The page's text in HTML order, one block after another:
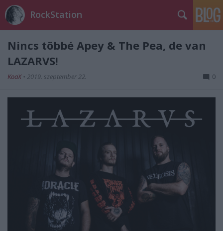
RockStation
Nincs többé Apey & The Pea, de van
LAZARVS!
KoaX • 2019. szeptember 22. 0